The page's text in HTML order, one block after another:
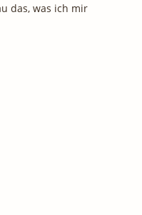
das, was ich mir